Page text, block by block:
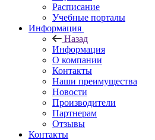
Расписание
Учебные порталы
Информация
Назад
Информация
О компании
Контакты
Наши преимущества
Новости
Производители
Партнерам
Отзывы
Контакты